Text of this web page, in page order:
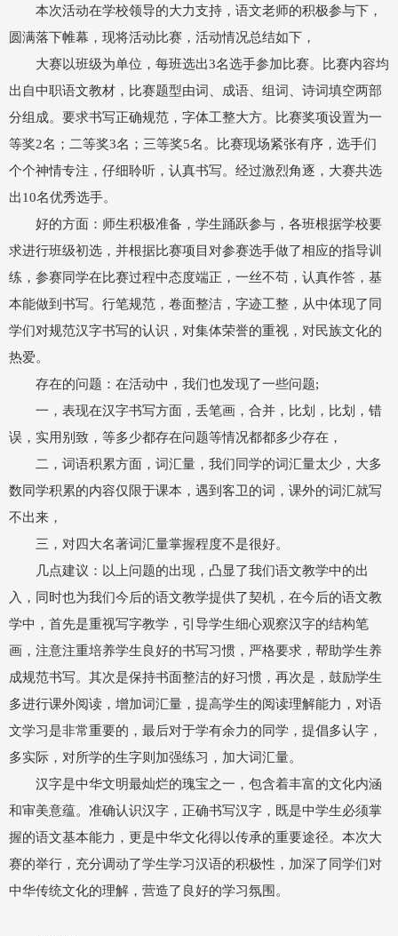
本次活动在学校领导的大力支持，语文老师的积极参与下，
圆满落下帷幕，现将活动比赛，活动情况总结如下，
大赛以班级为单位，每班选出3名选手参加比赛。比赛内容均
出自中职语文教材，比赛题型由词、成语、组词、诗词填空两部
分组成。要求书写正确规范，字体工整大方。比赛奖项设置为一
等奖2名；二等奖3名；三等奖5名。比赛现场紧张有序，选手们
个个神情专注，仔细聆听，认真书写。经过激烈角逐，大赛共选
出10名优秀选手。
好的方面：师生积极准备，学生踊跃参与，各班根据学校要
求进行班级初选，并根据比赛项目对参赛选手做了相应的指导训
练，参赛同学在比赛过程中态度端正，一丝不苟，认真作答，基
本能做到书写。行笔规范，卷面整洁，字迹工整，从中体现了同
学们对规范汉字书写的认识，对集体荣誉的重视，对民族文化的
热爱。
存在的问题：在活动中，我们也发现了一些问题;
一，表现在汉字书写方面，丢笔画，合并，比划，比划，错
误，实用别致，等多少都存在问题等情况都都多少存在，
二，词语积累方面，词汇量，我们同学的词汇量太少，大多
数同学积累的内容仅限于课本，遇到客卫的词，课外的词汇就写
不出来，
三，对四大名著词汇量掌握程度不是很好。
几点建议：以上问题的出现，凸显了我们语文教学中的出
入，同时也为我们今后的语文教学提供了契机，在今后的语文教
学中，首先是重视写字教学，引导学生细心观察汉字的结构笔
画，注意注重培养学生良好的书写习惯，严格要求，帮助学生养
成规范书写。其次是保持书面整洁的好习惯，再次是，鼓励学生
多进行课外阅读，增加词汇量，提高学生的阅读理解能力，对语
文学习是非常重要的，最后对于学有余力的同学，提倡多认字，
多实际，对所学的生字则加强练习，加大词汇量。
汉字是中华文明最灿烂的瑰宝之一，包含着丰富的文化内涵
和审美意蕴。准确认识汉字，正确书写汉字，既是中学生必须掌
握的语文基本能力，更是中华文化得以传承的重要途径。本次大
赛的举行，充分调动了学生学习汉语的积极性，加深了同学们对
中华传统文化的理解，营造了良好的学习氛围。